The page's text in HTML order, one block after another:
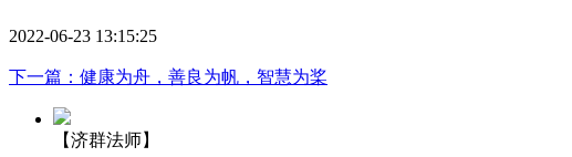
2022-06-23 13:15:25
下一篇：健康为舟，善良为帆，智慧为桨
【济群法师】